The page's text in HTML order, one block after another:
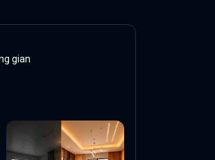
gian